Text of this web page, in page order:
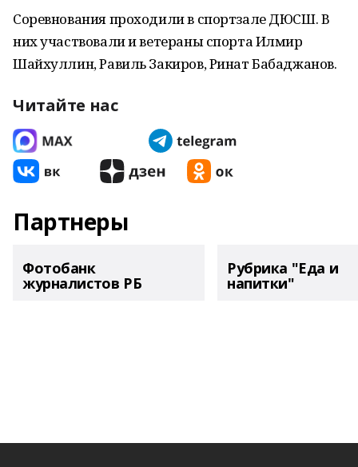
Соревнования проходили в спортзале ДЮСШ. В
них участвовали и ветераны спорта Илмир
Шайхуллин, Равиль Закиров, Ринат Бабаджанов.
Читайте нас
Партнеры
Фотобанк
журналистов РБ
Рубрика "Еда и
напитки"